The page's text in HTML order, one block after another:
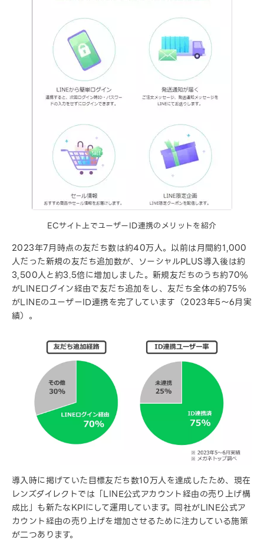
ECサイト上でユーザーID連携のメリットを紹介
2023年7月時点の友だち数は約40万人。以前は月間約1,000
人だった新規の友だち追加数が、ソーシャルPLUS導入後は約
3,500人と約3.5倍に増加しました。新規友だちのうち約70%
がLINEログイン経由で友だち追加をし、友だち全体の約75％
がLINEのユーザーID連携を完了しています（2023年5〜6月実
績）。
導入時に掲げていた目標友だち数10万人を達成したため、現在
レンズダイレクトでは「LINE公式アカウント経由の売り上げ構
成比」も新たなKPIにして運用しています。同社がLINE公式ア
カウント経由の売り上げを増加させるために注力している施策
が二つあります。